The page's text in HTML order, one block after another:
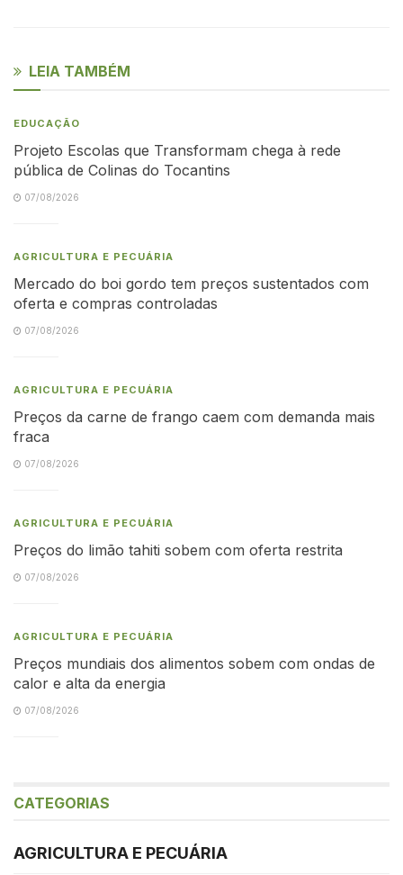
LEIA TAMBÉM
EDUCAÇÃO
Projeto Escolas que Transformam chega à rede
pública de Colinas do Tocantins
07/08/2026
AGRICULTURA E PECUÁRIA
Mercado do boi gordo tem preços sustentados com
oferta e compras controladas
07/08/2026
AGRICULTURA E PECUÁRIA
Preços da carne de frango caem com demanda mais
fraca
07/08/2026
AGRICULTURA E PECUÁRIA
Preços do limão tahiti sobem com oferta restrita
07/08/2026
AGRICULTURA E PECUÁRIA
Preços mundiais dos alimentos sobem com ondas de
calor e alta da energia
07/08/2026
CATEGORIAS
AGRICULTURA E PECUÁRIA